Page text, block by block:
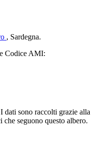
, Sardegna.
Codice AMI:
sono raccolti grazie alla
seguono questo albero.